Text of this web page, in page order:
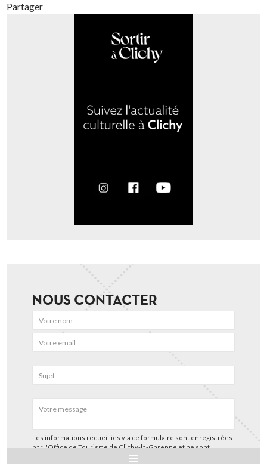
Partager
NOUS CONTACTER
Les informations recueillies via ce formulaire sont enregistrées
par l'Office de Tourisme de Clichy-la-Garenne et ne sont
utilisées que pour nous permettre de répondre à votre